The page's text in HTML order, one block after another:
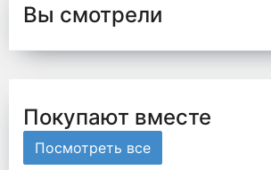
Вы смотрели
Покупают вместе
Посмотреть все